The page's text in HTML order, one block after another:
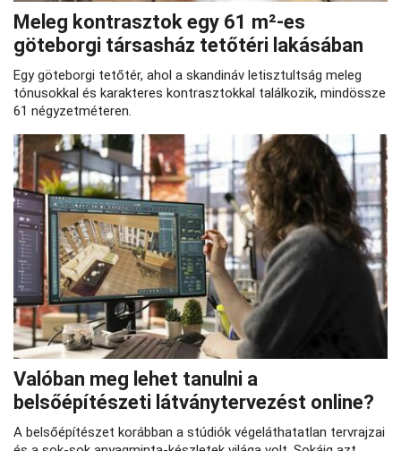
Meleg kontrasztok egy 61 m²-es
göteborgi társasház tetőtéri lakásában
Egy göteborgi tetőtér, ahol a skandináv letisztultság meleg
tónusokkal és karakteres kontrasztokkal találkozik, mindössze
61 négyzetméteren.
Valóban meg lehet tanulni a
belsőépítészeti látványtervezést online?
A belsőépítészet korábban a stúdiók végeláthatatlan tervrajzai